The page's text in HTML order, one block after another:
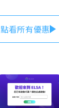
點看所有優惠